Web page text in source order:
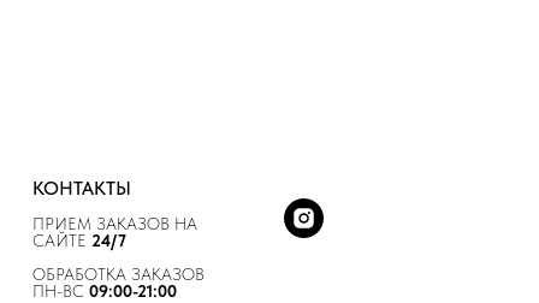
КОНТАКТЫ
ПРИЕМ ЗАКАЗОВ НА
САЙТЕ 24/7
ОБРАБОТКА ЗАКАЗОВ
ПН-ВС 09:00-21:00